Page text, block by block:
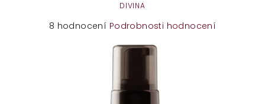
DIVINA
Průměrné
8 hodnocení Podrobnosti hodnocení